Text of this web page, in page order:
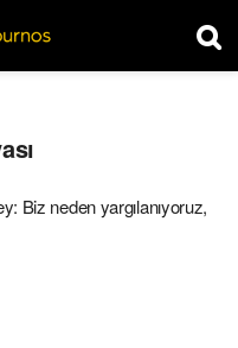
Biz neden yargılanıyoruz,